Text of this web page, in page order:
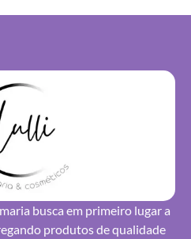
busca em primeiro lugar a
produtos de qualidade